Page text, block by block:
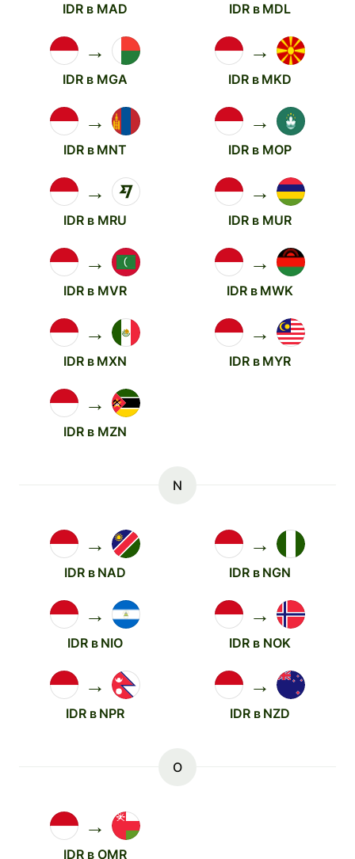
IDR в MAD IDR в MDL
→
IDR в MGA
→
IDR в MKD
→
IDR в MNT
→
IDR в MOP
→
IDR в MRU
→
IDR в MUR
→
IDR в MVR
→
IDR в MWK
→
IDR в MXN
→
IDR в MYR
→
IDR в MZN
N
→
IDR в NAD
→
IDR в NGN
→
IDR в NIO
→
IDR в NOK
→
IDR в NPR
→
IDR в NZD
O
→
IDR в OMR